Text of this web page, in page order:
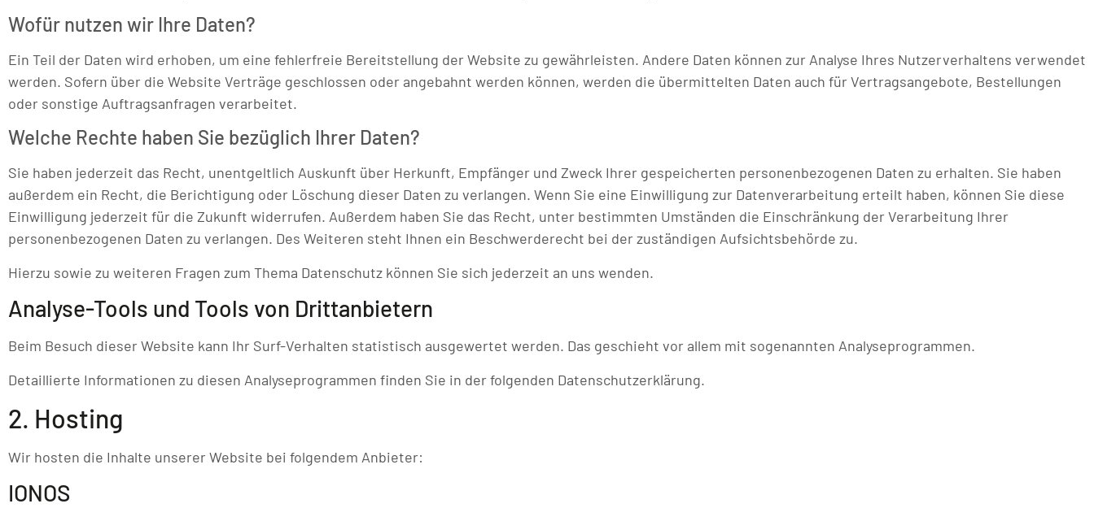
Wofür nutzen wir Ihre Daten?
Ein Teil der Daten wird erhoben, um eine fehlerfreie Bereitstellung der Website zu gewährleisten. Andere Daten können zur Analyse Ihres Nutzerverhaltens verwendet
werden. Sofern über die Website Verträge geschlossen oder angebahnt werden können, werden die übermittelten Daten auch für Vertragsangebote, Bestellungen
oder sonstige Auftragsanfragen verarbeitet.
Welche Rechte haben Sie bezüglich Ihrer Daten?
Sie haben jederzeit das Recht, unentgeltlich Auskunft über Herkunft, Empfänger und Zweck Ihrer gespeicherten personenbezogenen Daten zu erhalten. Sie haben
außerdem ein Recht, die Berichtigung oder Löschung dieser Daten zu verlangen. Wenn Sie eine Einwilligung zur Datenverarbeitung erteilt haben, können Sie diese
Einwilligung jederzeit für die Zukunft widerrufen. Außerdem haben Sie das Recht, unter bestimmten Umständen die Einschränkung der Verarbeitung Ihrer
personenbezogenen Daten zu verlangen. Des Weiteren steht Ihnen ein Beschwerderecht bei der zuständigen Aufsichtsbehörde zu.
Hierzu sowie zu weiteren Fragen zum Thema Datenschutz können Sie sich jederzeit an uns wenden.
Analyse-Tools und Tools von Dritt­anbietern
Beim Besuch dieser Website kann Ihr Surf-Verhalten statistisch ausgewertet werden. Das geschieht vor allem mit sogenannten Analyseprogrammen.
Detaillierte Informationen zu diesen Analyseprogrammen finden Sie in der folgenden Datenschutzerklärung.
2. Hosting
Wir hosten die Inhalte unserer Website bei folgendem Anbieter:
IONOS